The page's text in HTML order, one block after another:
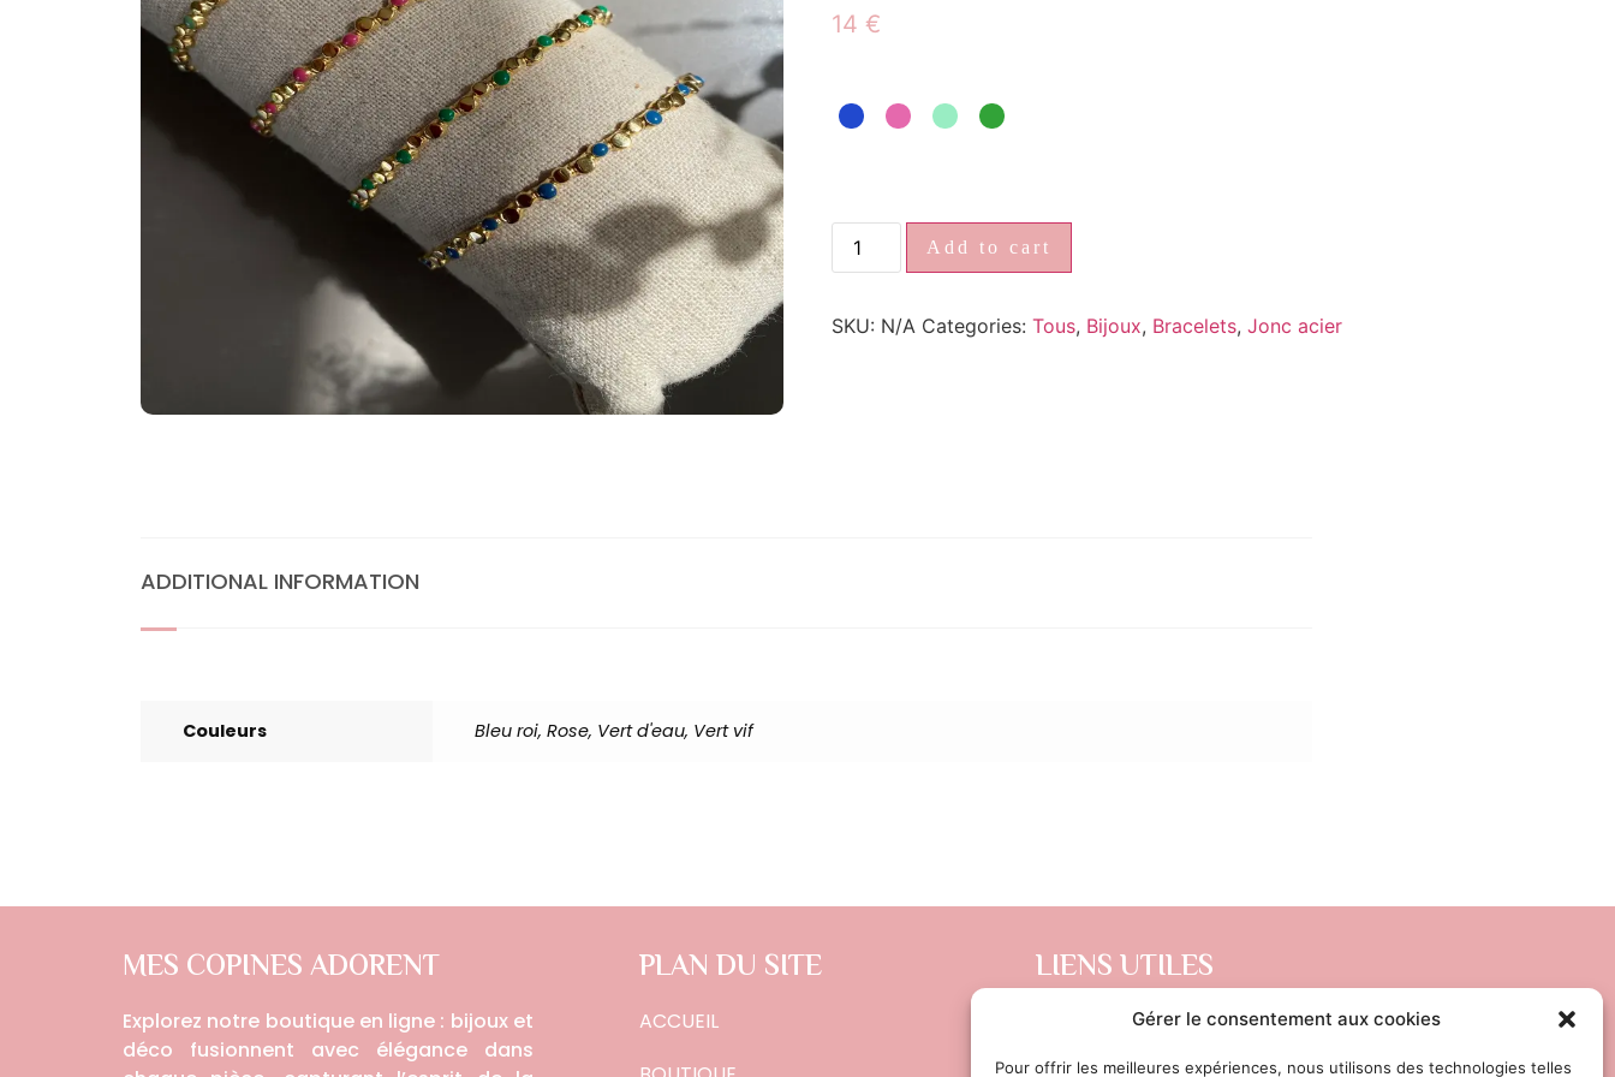
Gérer le consentement aux cookies
Pour offrir les meilleures expériences, nous utilisons des technologies telles
14 €
Add to cart
SKU: N/A Categories: Tous, Bijoux, Bracelets, Jonc acier
ADDITIONAL INFORMATION
Couleurs Bleu roi, Rose, Vert d'eau, Vert vif
MES COPINES ADORENT
Explorez notre boutique en ligne : bijoux et
déco fusionnent avec élégance dans
PLAN DU SITE
ACCUEIL
LIENS UTILES
CONDITIONS GÉNÉRALES DE VENTE
POLITIQUE DE CONFIDENTIALITÉ